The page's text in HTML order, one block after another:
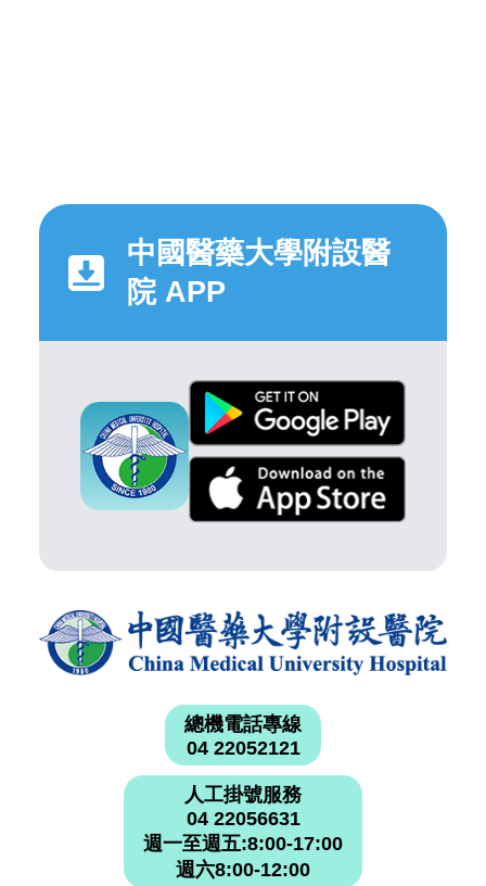
中國醫藥大學附設醫
院 APP
總機電話專線
04 22052121
人工掛號服務
04 22056631
週一至週五:8:00-17:00
週六8:00-12:00